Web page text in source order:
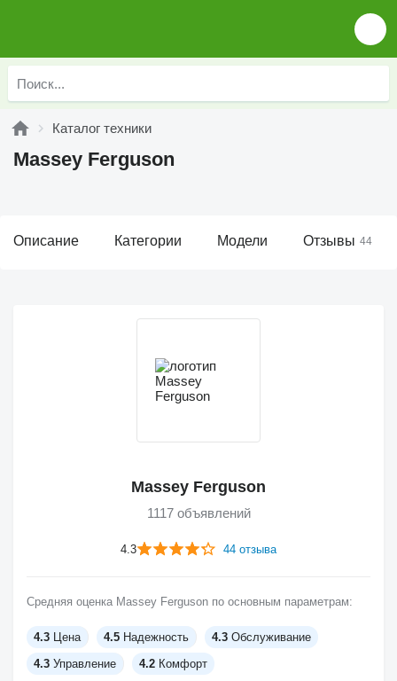
Каталог техники
Massey Ferguson
Описание Категории Модели Отзывы 44
Massey Ferguson
1117 объявлений
4.3 44 отзыва
Средняя оценка Massey Ferguson по основным параметрам:
4.3 Цена 4.5 Надежность 4.3 Обслуживание
4.3 Управление 4.2 Комфорт